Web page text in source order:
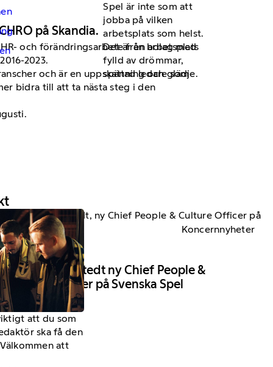
Spel är inte som att
jobba på vilken
arbetsplats som helst.
Det är en arbetsplats
fylld av drömmar,
spänning och glädje.
att du som
ska få den
att
på Skandia.
och förändringsarbete från bolag med
2023.
och är en uppskattad ledare som
bidra till att ta nästa steg i den
Koncernnyheter
8 Juli 2026
Katarina Borstedt ny Chief People &
Culture Officer på Svenska Spel